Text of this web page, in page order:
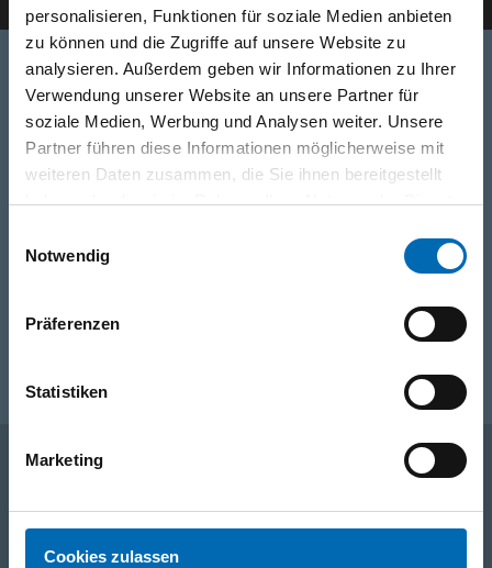
personalisieren, Funktionen für soziale Medien anbieten
zu können und die Zugriffe auf unsere Website zu
analysieren. Außerdem geben wir Informationen zu Ihrer
Verwendung unserer Website an unsere Partner für
soziale Medien, Werbung und Analysen weiter. Unsere
Partner führen diese Informationen möglicherweise mit
weiteren Daten zusammen, die Sie ihnen bereitgestellt
haben oder die sie im Rahmen Ihrer Nutzung der Dienste
Notwendig
Präferenzen
Statistiken
Marketing
Cookies zulassen
Telefon
0316/2771-0(Mo - Do: 07:30 - 17:00 Uhr Fr: 07:30 - 13:00 Uhr)
WhatsApp
Unternehmen